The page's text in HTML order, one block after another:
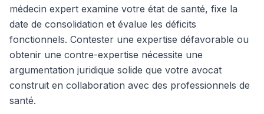
médecin expert examine votre état de santé, fixe la
date de consolidation et évalue les déficits
fonctionnels. Contester une expertise défavorable ou
obtenir une contre-expertise nécessite une
argumentation juridique solide que votre avocat
construit en collaboration avec des professionnels de
santé.